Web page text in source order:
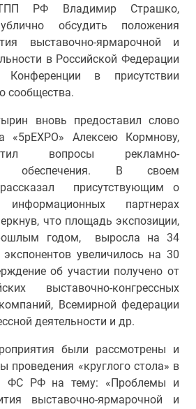
ТПП РФ Владимир Страшко,
обсудить положения
выставочно-ярмарочной и
в Российской Федерации
в присутствии
сообщества.
вновь предоставил слово
«5pEXPO» Алексею Кормнову,
вопросы рекламно-
обеспечения. В своем
присутствующим о
партнерах
что площадь экспозиции,
годом, выросла на 34
увеличилось на 30
об участии получено от
выставочно-конгрессных
Всемирной федерации
деятельности и др.
были рассмотрены и
проведения «круглого стола» в
ФС РФ на тему: «Проблемы и
выставочно-ярмарочной и